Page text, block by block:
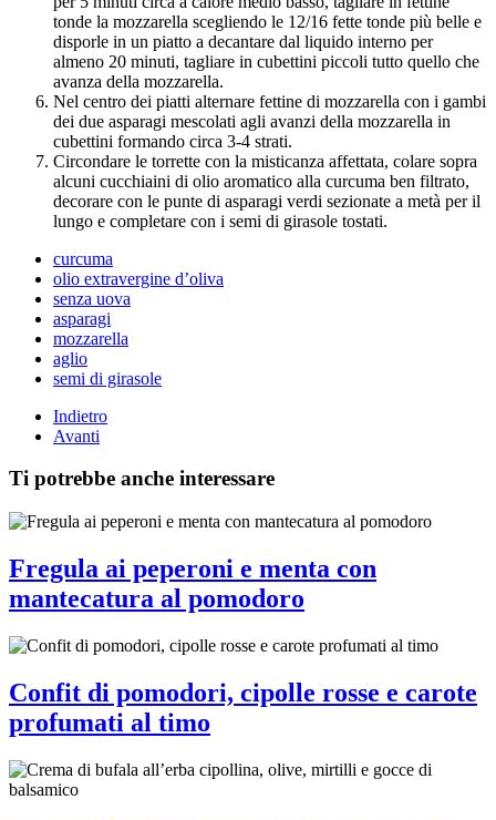
tonde la mozzarella scegliendo le 12/16 fette tonde più belle e
disporle in un piatto a decantare dal liquido interno per
almeno 20 minuti, tagliare in cubettini piccoli tutto quello che
avanza della mozzarella.
Nel centro dei piatti alternare fettine di mozzarella con i gambi
dei due asparagi mescolati agli avanzi della mozzarella in
cubettini formando circa 3-4 strati.
Circondare le torrette con la misticanza affettata, colare sopra
alcuni cucchiaini di olio aromatico alla curcuma ben filtrato,
decorare con le punte di asparagi verdi sezionate a metà per il
lungo e completare con i semi di girasole tostati.
curcuma
olio extravergine d’oliva
senza uova
asparagi
mozzarella
aglio
semi di girasole
Indietro
Avanti
Ti potrebbe anche interessare
Fregula ai peperoni e menta con
mantecatura al pomodoro
Confit di pomodori, cipolle rosse e carote
profumati al timo